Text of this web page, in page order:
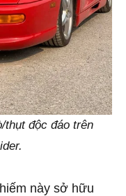
thụt độc đáo trên
này sở hữu